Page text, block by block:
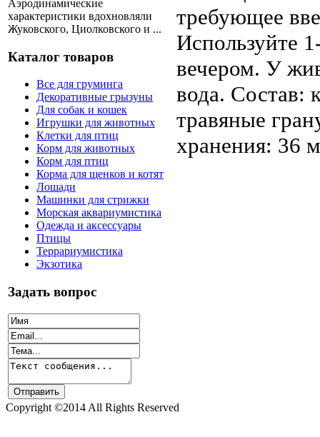
Аэродинамические
характеристики вдохновляли
Жуковского, Циолковского и ...
Каталог товаров
Все для груминга
Декоративные грызуны
Для собак и кошек
Игрушки для животных
Клетки для птиц
Корм для животных
Корм для птиц
Корма для щенков и котят
Лошади
Машинки для стрижки
Морская аквариумистика
Одежда и аксессуары
Птицы
Террариумистика
Экзотика
Задать вопрос
требующее
Используйте
вечером. У
вода. Состав:
травяные
хранения: 36
Copyright ©2014 All Rights Reserved